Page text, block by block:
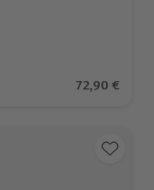
1 BewertungenAktueller
72,90 €